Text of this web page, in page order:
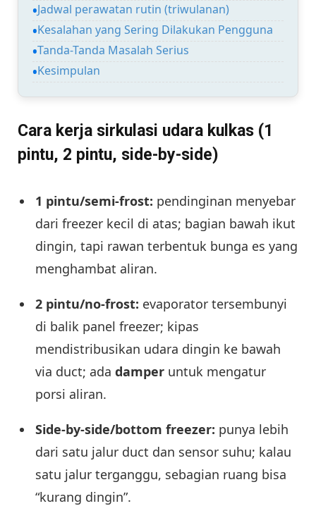
Jadwal perawatan rutin (triwulanan)
Kesalahan yang Sering Dilakukan Pengguna
Tanda-Tanda Masalah Serius
Kesimpulan
Cara kerja sirkulasi udara kulkas (1
pintu, 2 pintu, side-by-side)
1 pintu/semi-frost: pendinginan menyebar
dari freezer kecil di atas; bagian bawah ikut
dingin, tapi rawan terbentuk bunga es yang
menghambat aliran.
2 pintu/no-frost: evaporator tersembunyi
di balik panel freezer; kipas
mendistribusikan udara dingin ke bawah
via duct; ada damper untuk mengatur
porsi aliran.
Side-by-side/bottom freezer: punya lebih
dari satu jalur duct dan sensor suhu; kalau
satu jalur terganggu, sebagian ruang bisa
“kurang dingin”.